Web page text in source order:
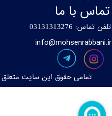
تماس با ما
info@mohsenrabbani.ir
تلفن تماس: 03131313276
تمامی حقوق این سایت